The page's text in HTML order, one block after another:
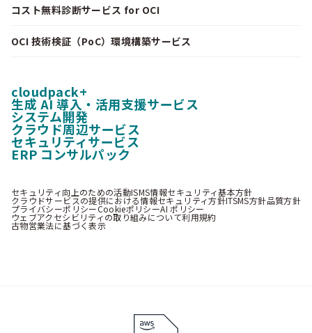
コスト無料診断サービス for OCI
OCI 技術検証（PoC）環境構築サービス
cloudpack+
生成 AI 導入・活用支援サービス
システム開発
クラウド周辺サービス
セキュリティサービス
ERP コンサルパック
セキュリティ向上のための活動ISMS情報セキュリティ基本方針
クラウドサービスの提供における情報セキュリティ方針ITSMS方針品質方針
プライバシーポリシーCookieポリシーAI ポリシー
ウェブアクセシビリティの取り組みについて利用規約
古物営業法に基づく表示